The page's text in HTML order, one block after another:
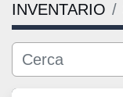
INVENTARIO